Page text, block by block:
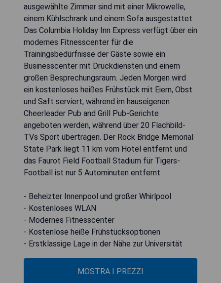
ausgewählte Zimmer sind mit einer Mikrowelle,
einem Kühlschrank und einem Sofa ausgestattet.
Das Columbia Holiday Inn Express verfügt über ein
modernes Fitnesscenter für die
Trainingsbedürfnisse der Gäste sowie ein
Businesscenter mit Druckdiensten und einem
großen Besprechungsraum. Jeden Morgen wird
ein kostenloses heißes Frühstück mit Eiern, Obst
und Saft serviert, während im hauseigenen
Cheerleader Pub and Grill Pub-Gerichte
angeboten werden, während über 20 Flachbild-
TVs Sport übertragen. Der Rock Bridge Memorial
State Park liegt 11 km vom Hotel entfernt und
das Faurot Field Football Stadium für Tigers-
Football ist nur 5 Autominuten entfernt.
- Beheizter Innenpool und großer Whirlpool
- Kostenloses WLAN
- Modernes Fitnesscenter
- Kostenlose heiße Frühstücksoptionen
- Erstklassige Lage in der Nähe zur Universität
MOSTRA I PREZZI